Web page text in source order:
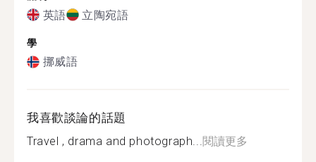
英語 立陶宛語
學
挪威語
我喜歡談論的話題
Travel , drama and photograph...閱讀更多